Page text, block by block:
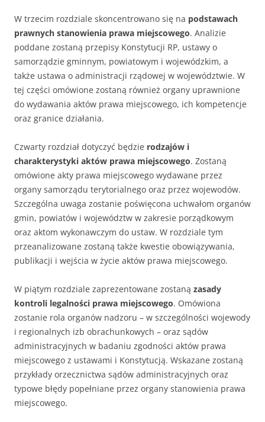
W trzecim rozdziale skoncentrowano się na podstawach
prawnych stanowienia prawa miejscowego. Analizie
poddane zostaną przepisy Konstytucji RP, ustawy o
samorządzie gminnym, powiatowym i wojewódzkim, a
także ustawa o administracji rządowej w województwie. W
tej części omówione zostaną również organy uprawnione
do wydawania aktów prawa miejscowego, ich kompetencje
oraz granice działania.
Czwarty rozdział dotyczyć będzie rodzajów i
charakterystyki aktów prawa miejscowego. Zostaną
omówione akty prawa miejscowego wydawane przez
organy samorządu terytorialnego oraz przez wojewodów.
Szczególna uwaga zostanie poświęcona uchwałom organów
gmin, powiatów i województw w zakresie porządkowym
oraz aktom wykonawczym do ustaw. W rozdziale tym
przeanalizowane zostaną także kwestie obowiązywania,
publikacji i wejścia w życie aktów prawa miejscowego.
W piątym rozdziale zaprezentowane zostaną zasady
kontroli legalności prawa miejscowego. Omówiona
zostanie rola organów nadzoru – w szczególności wojewody
i regionalnych izb obrachunkowych – oraz sądów
administracyjnych w badaniu zgodności aktów prawa
miejscowego z ustawami i Konstytucją. Wskazane zostaną
przykłady orzecznictwa sądów administracyjnych oraz
typowe błędy popełniane przez organy stanowienia prawa
miejscowego.